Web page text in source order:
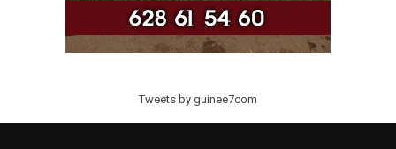
Tweets by guinee7com